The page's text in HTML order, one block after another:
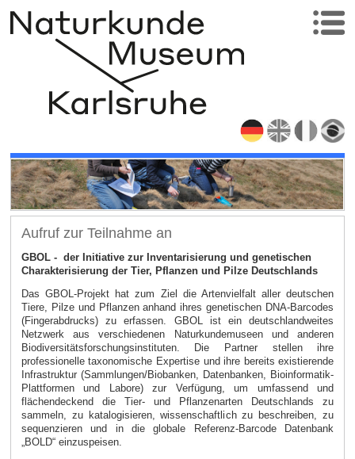
Aufruf zur Teilnahme an
GBOL - der Initiative zur Inventarisierung und genetischen
Charakterisierung der Tier, Pflanzen und Pilze Deutschlands
Das GBOL-Projekt hat zum Ziel die Artenvielfalt aller deutschen
Tiere, Pilze und Pflanzen anhand ihres genetischen DNA-Barcodes
(Fingerabdrucks) zu erfassen. GBOL ist ein deutschlandweites
Netzwerk aus verschiedenen Naturkundemuseen und anderen
Biodiversitätsforschungsinstituten. Die Partner stellen ihre
professionelle taxonomische Expertise und ihre bereits existierende
Infrastruktur (Sammlungen/Biobanken, Datenbanken, Bioinformatik-
Plattformen und Labore) zur Verfügung, um umfassend und
flächendeckend die Tier- und Pflanzenarten Deutschlands zu
sammeln, zu katalogisieren, wissenschaftlich zu beschreiben, zu
sequenzieren und in die globale Referenz-Barcode Datenbank
„BOLD“ einzuspeisen.